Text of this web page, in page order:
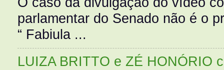
parlamentar do Senado não é o
“ Fabiula ...
LUIZA BRITTO e ZÉ HONÓRIO